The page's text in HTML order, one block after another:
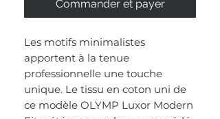
Commander et payer
Les motifs minimalistes
apportent à la tenue
professionnelle une touche
unique. Le tissu en coton uni de
ce modèle OLYMP Luxor Modern